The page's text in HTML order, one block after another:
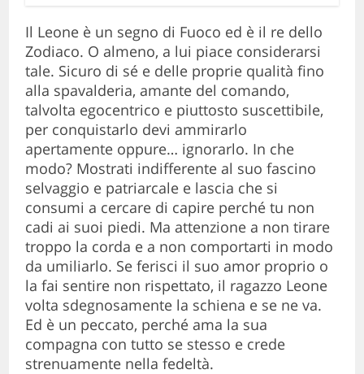
Il Leone è un segno di Fuoco ed è il re dello
Zodiaco. O almeno, a lui piace considerarsi
tale. Sicuro di sé e delle proprie qualità fino
alla spavalderia, amante del comando,
talvolta egocentrico e piuttosto suscettibile,
per conquistarlo devi ammirarlo
apertamente oppure… ignorarlo. In che
modo? Mostrati indifferente al suo fascino
selvaggio e patriarcale e lascia che si
consumi a cercare di capire perché tu non
cadi ai suoi piedi. Ma attenzione a non tirare
troppo la corda e a non comportarti in modo
da umiliarlo. Se ferisci il suo amor proprio o
la fai sentire non rispettato, il ragazzo Leone
volta sdegnosamente la schiena e se ne va.
Ed è un peccato, perché ama la sua
compagna con tutto se stesso e crede
strenuamente nella fedeltà.